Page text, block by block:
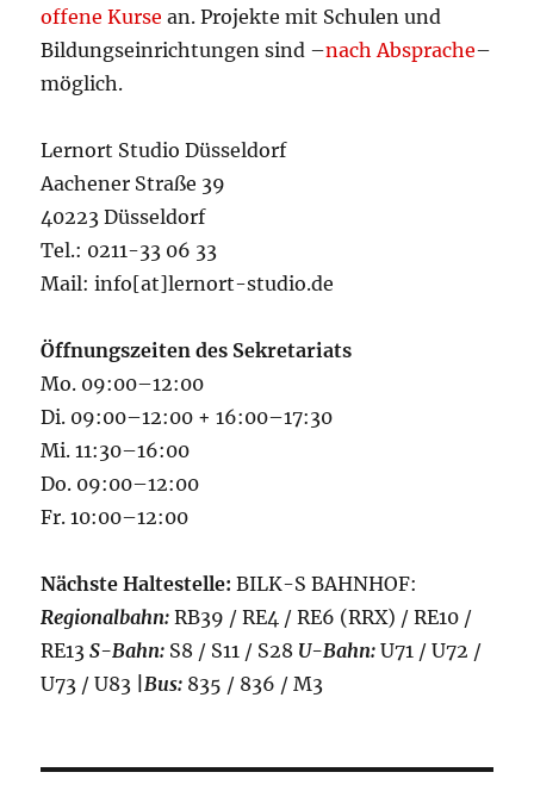
offene Kurse an. Projekte mit Schulen und
Bildungseinrichtungen sind –nach Absprache–
möglich.
Lernort Studio Düsseldorf
Aachener Straße 39
40223 Düsseldorf
Tel.: 0211-33 06 33
Mail: info[at]lernort-studio.de
Öffnungszeiten des Sekretariats
Mo. 09:00–12:00
Di. 09:00–12:00 + 16:00–17:30
Mi. 11:30–16:00
Do. 09:00–12:00
Fr. 10:00–12:00
Nächste Haltestelle: BILK-S BAHNHOF:
Regionalbahn: RB39 / RE4 / RE6 (RRX) / RE10 /
RE13S-Bahn: S8 / S11 / S28 U-Bahn: U71 / U72 /
U73 / U83 |Bus: 835 / 836 / M3